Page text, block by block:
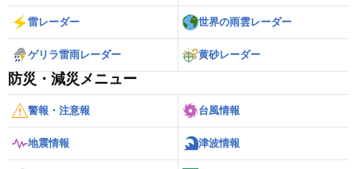
雷レーダー 世界の雨雲レーダー
ゲリラ雷雨レーダー 黄砂レーダー
防災・減災メニュー
警報・注意報 台風情報
地震情報 津波情報